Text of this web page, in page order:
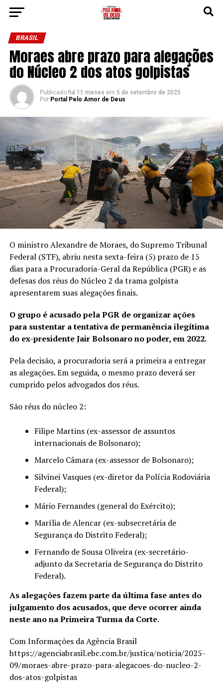
BRASIL
Moraes abre prazo para alegações
do Núcleo 2 dos atos golpistas
Publicado há 11 meses em 5 de setembro de 2025
Por Portal Pelo Amor de Deus
O ministro Alexandre de Moraes, do Supremo Tribunal
Federal (STF), abriu nesta sexta-feira (5) prazo de 15
dias para a Procuradoria-Geral da República (PGR) e as
defesas dos réus do Núcleo 2 da trama golpista
apresentarem suas alegações finais.
O grupo é acusado pela PGR de organizar ações
para sustentar a tentativa de permanência ilegítima
do ex-presidente Jair Bolsonaro no poder, em 2022.
Pela decisão, a procuradoria será a primeira a entregar
as alegações. Em seguida, o mesmo prazo deverá ser
cumprido pelos advogados dos réus.
São réus do núcleo 2:
Filipe Martins (ex-assessor de assuntos
internacionais de Bolsonaro);
Marcelo Câmara (ex-assessor de Bolsonaro);
Silvinei Vasques (ex-diretor da Polícia Rodoviária
Federal);
Mário Fernandes (general do Exército);
Marília de Alencar (ex-subsecretária de
Segurança do Distrito Federal);
Fernando de Sousa Oliveira (ex-secretário-
adjunto da Secretaria de Segurança do Distrito
Federal).
As alegações fazem parte da última fase antes do
julgamento dos acusados, que deve ocorrer ainda
neste ano na Primeira Turma da Corte.
Com Informações da Agência Brasil
https://agenciabrasil.ebc.com.br/justica/noticia/2025-
09/moraes-abre-prazo-para-alegacoes-do-nucleo-2-
dos-atos-golpistas